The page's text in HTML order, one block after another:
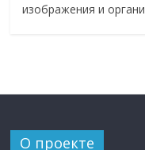
изображения и
О проекте